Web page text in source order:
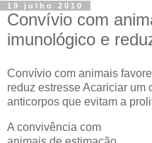
19 julho 2010
Convívio com
imunológico e
Convívio com animais
reduz estresse Acariciar um
anticorpos que evitam a
A convivência com